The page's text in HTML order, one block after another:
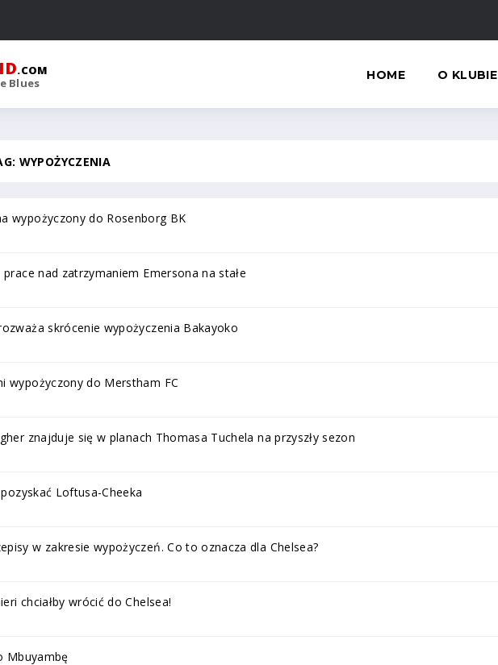
.COM
Blues
HOME O KLUBIE
WYPOŻYCZENIA
wypożyczony do Rosenborg BK
prace nad zatrzymaniem Emersona na stałe
skrócenie wypożyczenia Bakayoko
wypożyczony do Merstham FC
znajduje się w planach Thomasa Tuchela na przyszły sezon
Loftusa-Cheeka
w zakresie wypożyczeń. Co to oznacza dla Chelsea?
chciałby wrócić do Chelsea!
Mbuyambę